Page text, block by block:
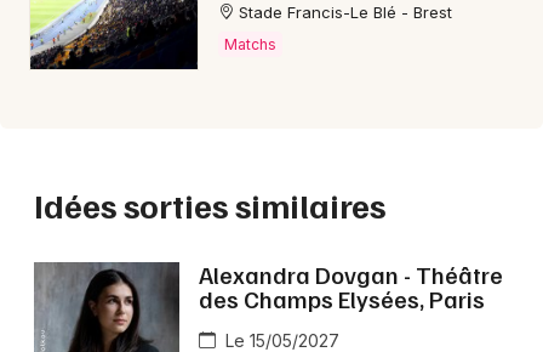
Stade Francis-Le Blé - Brest
Matchs
Idées sorties similaires
Alexandra Dovgan - Théâtre
des Champs Elysées, Paris
Le 15/05/2027